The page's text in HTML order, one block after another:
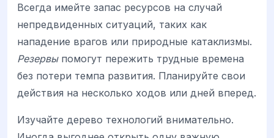
Всегда имейте запас ресурсов на случай
непредвиденных ситуаций, таких как
нападение врагов или природные катаклизмы.
Резервыпомогут пережить трудные времена
без потери темпа развития. Планируйте свои
действия на несколько ходов или дней вперед.
Изучайте дерево технологий внимательно.